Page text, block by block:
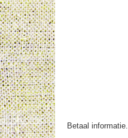
Betaal informatie.